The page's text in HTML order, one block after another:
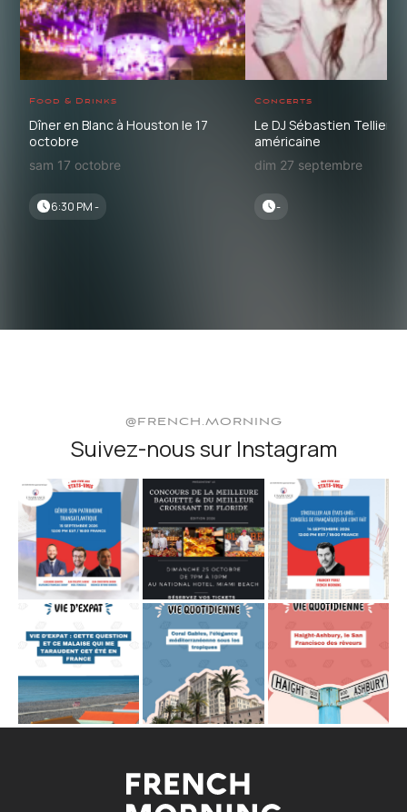
Food & Drinks
Dîner en Blanc à Houston le 17
octobre
sam 17 octobre
6:30 PM -
Concerts
Le DJ Sébastien Tellier
américaine
dim 27 septembre
-
@FRENCH.MORNING
Suivez-nous sur Instagram